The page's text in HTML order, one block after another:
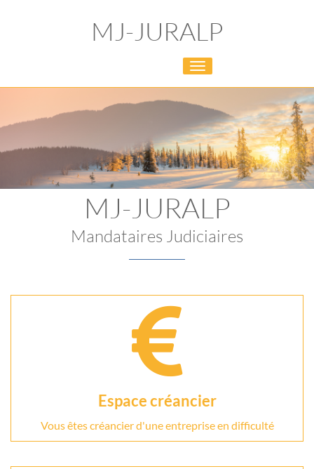
MJ-JURALP
Toggle
navigation
MJ-JURALP
Mandataires Judiciaires
Espace créancier
Vous êtes créancier d'une entreprise en difficulté